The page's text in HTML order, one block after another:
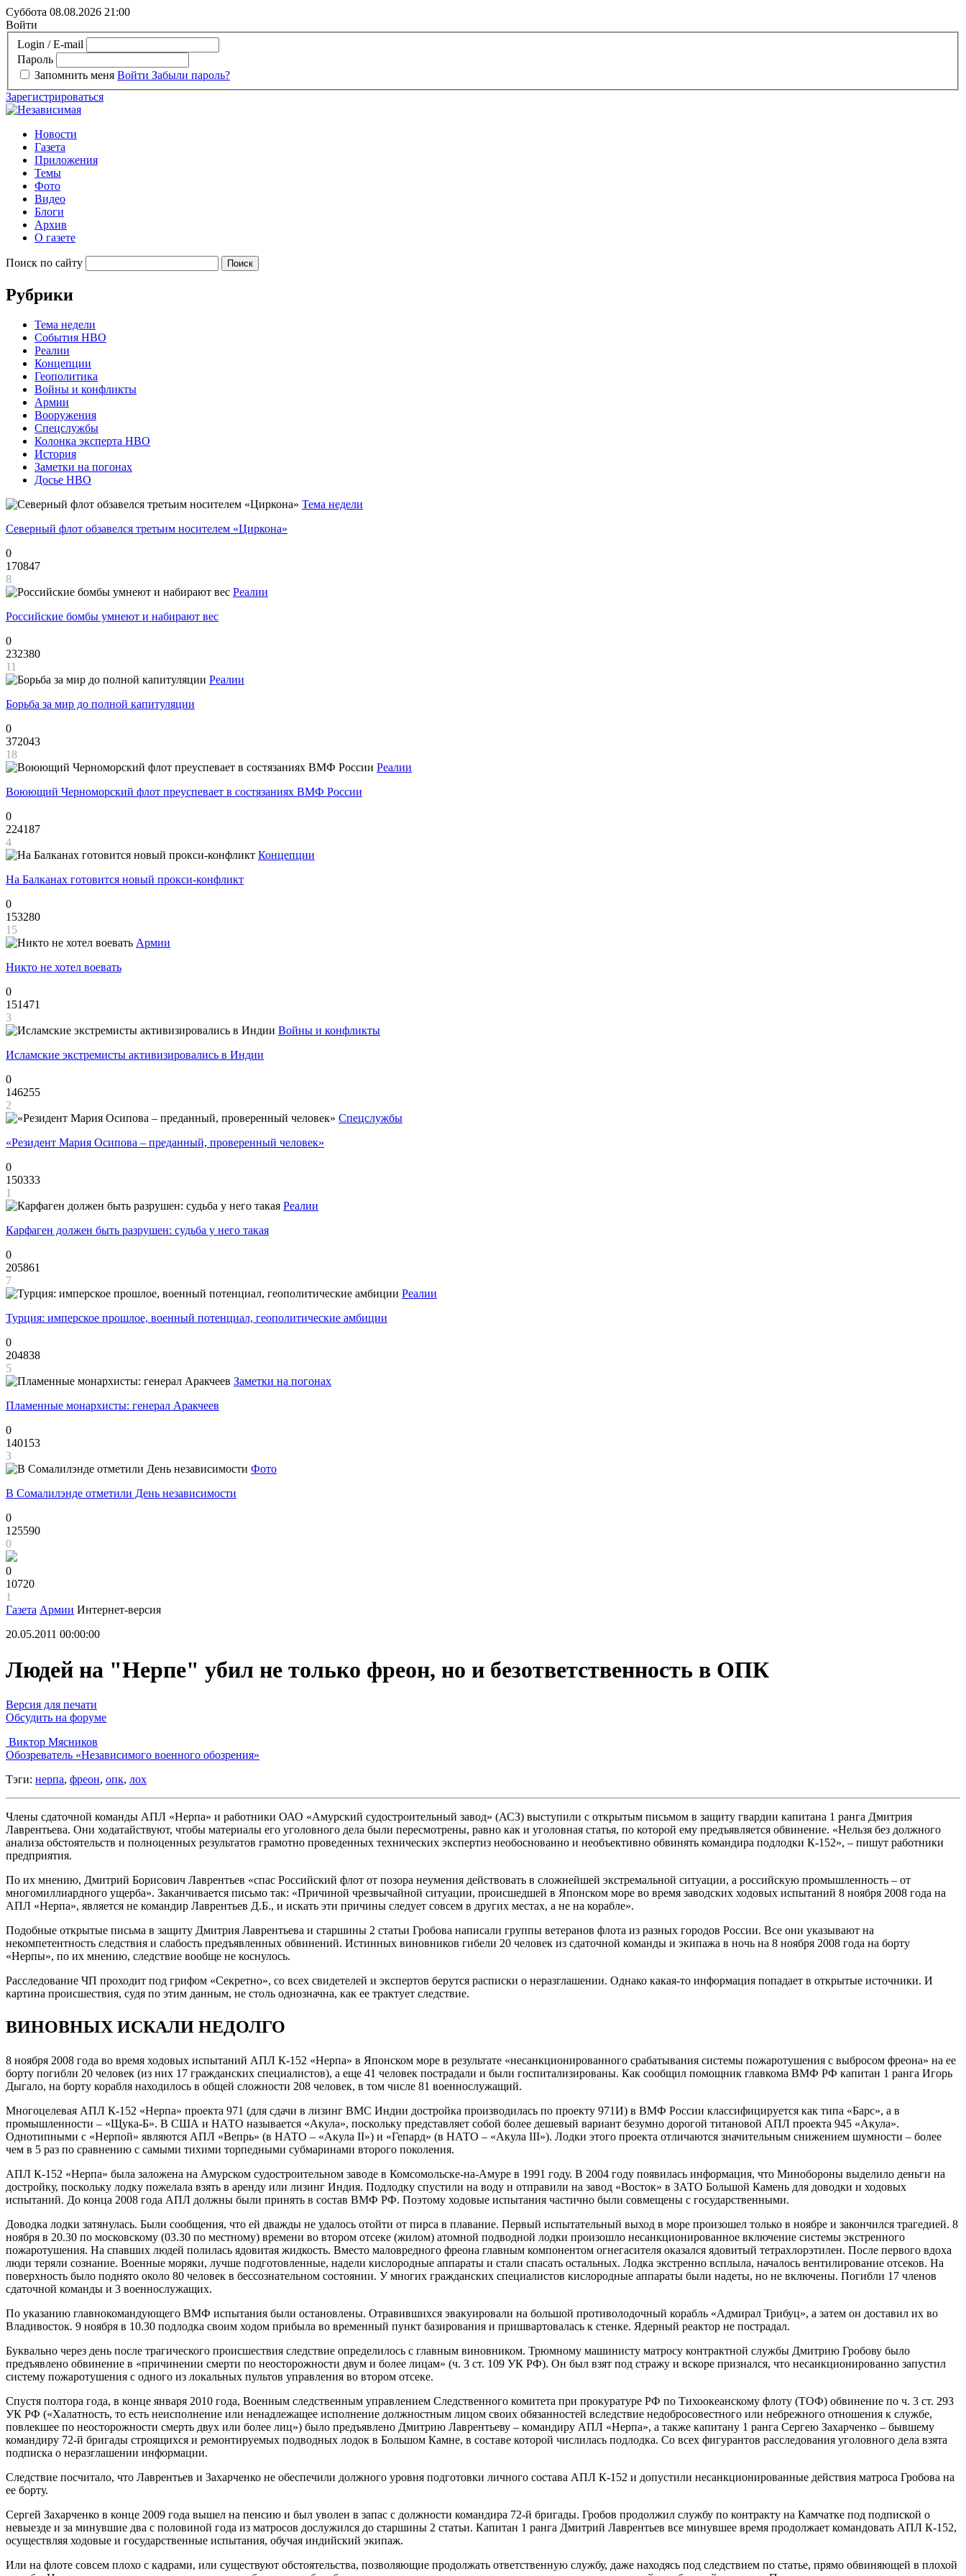
Суббота 08.08.2026 21:00
Войти
Login / E-mail
Пароль
Запомнить меня Войти Забыли пароль?
Зарегистрироваться
Новости
Газета
Приложения
Темы
Фото
Видео
Блоги
Архив
О газете
Поиск по сайту
Рубрики
Тема недели
События НВО
Реалии
Концепции
Геополитика
Войны и конфликты
Армии
Вооружения
Спецслужбы
Колонка эксперта НВО
История
Заметки на погонах
Досье НВО
Тема недели
Северный флот обзавелся третьим носителем «Циркона»
0
170847
8
Реалии
Российские бомбы умнеют и набирают вес
0
232380
11
Реалии
Борьба за мир до полной капитуляции
0
372043
18
Реалии
Воюющий Черноморский флот преуспевает в состязаниях ВМФ России
0
224187
4
Концепции
На Балканах готовится новый прокси-конфликт
0
153280
15
Армии
Никто не хотел воевать
0
151471
3
Войны и конфликты
Исламские экстремисты активизировались в Индии
0
146255
2
Спецслужбы
«Резидент Мария Осипова – преданный, проверенный человек»
0
150333
1
Реалии
Карфаген должен быть разрушен: судьба у него такая
0
205861
7
Реалии
Турция: имперское прошлое, военный потенциал, геополитические амбиции
0
204838
5
Заметки на погонах
Пламенные монархисты: генерал Аракчеев
0
140153
3
Фото
В Сомалилэнде отметили День независимости
0
125590
0
0
10720
1
Газета Армии Интернет-версия
20.05.2011 00:00:00
Людей на "Нерпе" убил не только фреон, но и безответственность в ОПК
Версия для печати
Обсудить на форуме
Виктор Мясников
Обозреватель «Независимого военного обозрения»
Тэги: нерпа, фреон, опк, лох
Члены сдаточной команды АПЛ «Нерпа» и работники ОАО «Амурский судостроительный завод» (АСЗ) выступили с открытым письмом в защиту гвардии капитана 1 ранга Дмитрия
Лаврентьева. Они ходатайствуют, чтобы материалы его уголовного дела были пересмотрены, равно как и уголовная статья, по которой ему предъявляется обвинение. «Нельзя без должного
анализа обстоятельств и полноценных результатов грамотно проведенных технических экспертиз необоснованно и необъективно обвинять командира подлодки К-152», – пишут работники
предприятия.
По их мнению, Дмитрий Борисович Лаврентьев «спас Российский флот от позора неумения действовать в сложнейшей экстремальной ситуации, а российскую промышленность – от
многомиллиардного ущерба». Заканчивается письмо так: «Причиной чрезвычайной ситуации, происшедшей в Японском море во время заводских ходовых испытаний 8 ноября 2008 года на
АПЛ «Нерпа», является не командир Лаврентьев Д.Б., и искать эти причины следует совсем в других местах, а не на корабле».
Подобные открытые письма в защиту Дмитрия Лаврентьева и старшины 2 статьи Гробова написали группы ветеранов флота из разных городов России. Все они указывают на
некомпетентность следствия и слабость предъявленных обвинений. Истинных виновников гибели 20 человек из сдаточной команды и экипажа в ночь на 8 ноября 2008 года на борту
«Нерпы», по их мнению, следствие вообще не коснулось.
Расследование ЧП проходит под грифом «Секретно», со всех свидетелей и экспертов берутся расписки о неразглашении. Однако какая-то информация попадает в открытые источники. И
картина происшествия, судя по этим данным, не столь однозначна, как ее трактует следствие.
ВИНОВНЫХ ИСКАЛИ НЕДОЛГО
8 ноября 2008 года во время ходовых испытаний АПЛ К-152 «Нерпа» в Японском море в результате «несанкционированного срабатывания системы пожаротушения с выбросом фреона» на ее
борту погибли 20 человек (из них 17 гражданских специалистов), а еще 41 человек пострадали и были госпитализированы. Как сообщил помощник главкома ВМФ РФ капитан 1 ранга Игорь
Дыгало, на борту корабля находилось в общей сложности 208 человек, в том числе 81 военнослужащий.
Многоцелевая АПЛ К-152 «Нерпа» проекта 971 (для сдачи в лизинг ВМС Индии достройка производилась по проекту 971И) в ВМФ России классифицируется как типа «Барс», а в
промышленности – «Щука-Б». В США и НАТО называется «Акула», поскольку представляет собой более дешевый вариант безумно дорогой титановой АПЛ проекта 945 «Акула».
Однотипными с «Нерпой» являются АПЛ «Вепрь» (в НАТО – «Акула II») и «Гепард» (в НАТО – «Акула III»). Лодки этого проекта отличаются значительным снижением шумности – более
чем в 5 раз по сравнению с самыми тихими торпедными субмаринами второго поколения.
АПЛ К-152 «Нерпа» была заложена на Амурском судостроительном заводе в Комсомольске-на-Амуре в 1991 году. В 2004 году появилась информация, что Минобороны выделило деньги на
достройку, поскольку лодку пожелала взять в аренду или лизинг Индия. Подлодку спустили на воду и отправили на завод «Восток» в ЗАТО Большой Камень для доводки и ходовых
испытаний. До конца 2008 года АПЛ должны были принять в состав ВМФ РФ. Поэтому ходовые испытания частично были совмещены с государственными.
Доводка лодки затянулась. Были сообщения, что ей дважды не удалось отойти от пирса в плавание. Первый испытательный выход в море произошел только в ноябре и закончился трагедией. 8
ноября в 20.30 по московскому (03.30 по местному) времени во втором отсеке (жилом) атомной подводной лодки произошло несанкционированное включение системы экстренного
пожаротушения. На спавших людей полилась ядовитая жидкость. Вместо маловредного фреона главным компонентом огнегасителя оказался ядовитый тетрахлорэтилен. После первого вдоха
люди теряли сознание. Военные моряки, лучше подготовленные, надели кислородные аппараты и стали спасать остальных. Лодка экстренно всплыла, началось вентилирование отсеков. На
поверхность было поднято около 80 человек в бессознательном состоянии. У многих гражданских специалистов кислородные аппараты были надеты, но не включены. Погибли 17 членов
сдаточной команды и 3 военнослужащих.
По указанию главнокомандующего ВМФ испытания были остановлены. Отравившихся эвакуировали на большой противолодочный корабль «Адмирал Трибуц», а затем он доставил их во
Владивосток. 9 ноября в 10.30 подлодка своим ходом прибыла во временный пункт базирования и пришвартовалась к стенке. Ядерный реактор не пострадал.
Буквально через день после трагического происшествия следствие определилось с главным виновником. Трюмному машинисту матросу контрактной службы Дмитрию Гробову было
предъявлено обвинение в «причинении смерти по неосторожности двум и более лицам» (ч. 3 ст. 109 УК РФ). Он был взят под стражу и вскоре признался, что несанкционированно запустил
систему пожаротушения с одного из локальных пультов управления во втором отсеке.
Спустя полтора года, в конце января 2010 года, Военным следственным управлением Следственного комитета при прокуратуре РФ по Тихоокеанскому флоту (ТОФ) обвинение по ч. 3 ст. 293
УК РФ («Халатность, то есть неисполнение или ненадлежащее исполнение должностным лицом своих обязанностей вследствие недобросовестного или небрежного отношения к службе,
повлекшее по неосторожности смерть двух или более лиц») было предъявлено Дмитрию Лаврентьеву – командиру АПЛ «Нерпа», а также капитану 1 ранга Сергею Захарченко – бывшему
командиру 72-й бригады строящихся и ремонтируемых подводных лодок в Большом Камне, в составе которой числилась подлодка. Со всех фигурантов расследования уголовного дела взята
подписка о неразглашении информации.
Следствие посчитало, что Лаврентьев и Захарченко не обеспечили должного уровня подготовки личного состава АПЛ К-152 и допустили несанкционированные действия матроса Гробова на
ее борту.
Сергей Захарченко в конце 2009 года вышел на пенсию и был уволен в запас с должности командира 72-й бригады. Гробов продолжил службу по контракту на Камчатке под подпиской о
невыезде и за минувшие два с половиной года из матросов дослужился до старшины 2 статьи. Капитан 1 ранга Дмитрий Лаврентьев все минувшее время продолжает командовать АПЛ К-152,
осуществляя ходовые и государственные испытания, обучая индийский экипаж.
Или на флоте совсем плохо с кадрами, или существуют обстоятельства, позволяющие продолжать ответственную службу, даже находясь под следствием по статье, прямо обвиняющей в плохой